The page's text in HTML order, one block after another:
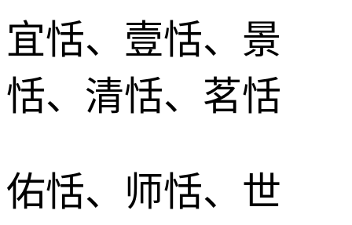
宜恬、壹恬、景
恬、清恬、茗恬
佑恬、师恬、世